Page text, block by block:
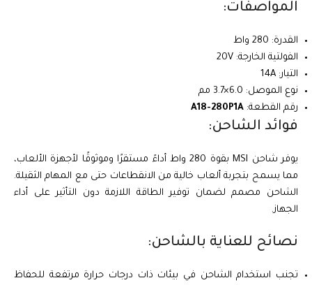
المواصفات:
القدرة: 280 واط
الفولتية الخارجة: 20V
التيار: 14A
نوع الموصل: 6.0×3.7 مم
رقم القطعة: A18-280P1A
فوائد الشاحن:
يوفر شاحن MSI بقوة 280 واط أداءً مستقرًا وموثوقًا لأجهزة الألعاب،
مما يسمح بتجربة ألعاب خالية من الانقطاعات حتى مع المهام الثقيلة.
الشاحن مصمم لضمان توفير الطاقة اللازمة دون التأثير على أداء
الجهاز.
نصائح للعناية بالشاحن:
تجنب استخدام الشاحن في بيئات ذات درجات حرارة مرتفعة للحفاظ